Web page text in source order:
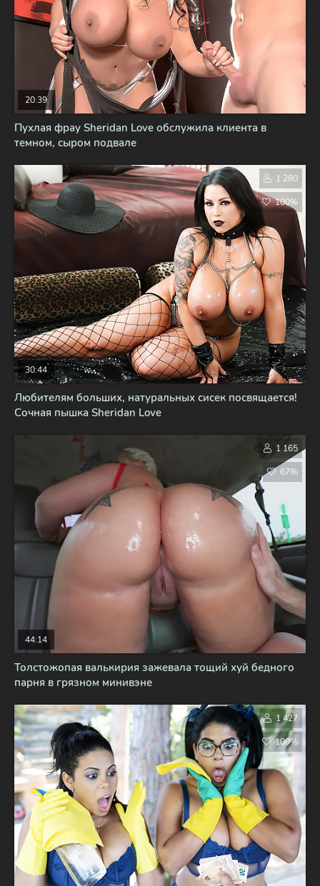
Пухлая фрау Sheridan Love обслужила клиента в
темном, сыром подвале
20:39
Любителям больших, натуральных сисек посвящается!
Сочная пышка Sheridan Love
30:44
1 280
100%
Толстожопая валькирия зажевала тощий хуй бедного
парня в грязном минивэне
44:14
1 165
67%
1 427
100%